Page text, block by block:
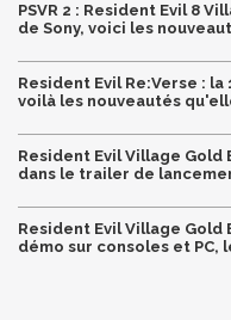
PSVR 2 : Resident Evil 8
de Sony, voici les
Resident Evil Re:Verse :
voilà les nouveautés
Resident Evil Village
dans le trailer de
Resident Evil Village Gold
démo sur consoles et PC,